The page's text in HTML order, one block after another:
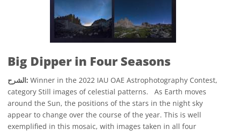
Big Dipper in Four Seasons
الشرح: Winner in the 2022 IAU OAE Astrophotography Contest,
category Still images of celestial patterns. As Earth moves
around the Sun, the positions of the stars in the night sky
appear to change over the course of the year. This is well
exemplified in this mosaic, with images taken in all four